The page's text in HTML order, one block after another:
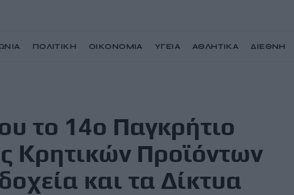
ΠΟΛΙΤΙΚΗ ΟΙΚΟΝΟΜΙΑ ΥΓΕΙΑ ΑΘΛΗΤΙΚΑ ΔΙΕΘΝΗ
το 14ο Παγκρήτιο
Κρητικών Προϊόντων
και τα Δίκτυα